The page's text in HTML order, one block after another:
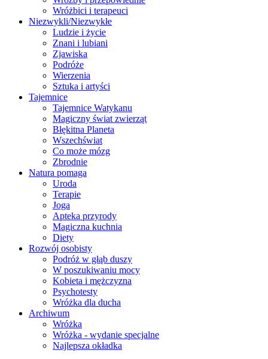
Wróżbici i terapeuci
Niezwykli/Niezwykłe
Ludzie i życie
Znani i lubiani
Zjawiska
Podróże
Wierzenia
Sztuka i artyści
Tajemnice
Tajemnice Watykanu
Magiczny świat zwierząt
Błękitna Planeta
Wszechświat
Co może mózg
Zbrodnie
Natura pomaga
Uroda
Terapie
Joga
Apteka przyrody
Magiczna kuchnia
Diety
Rozwój osobisty
Podróż w głąb duszy
W poszukiwaniu mocy
Kobieta i mężczyzna
Psychotesty
Wróżka dla ducha
Archiwum
Wróżka
Wróżka - wydanie specjalne
Najlepsza okładka